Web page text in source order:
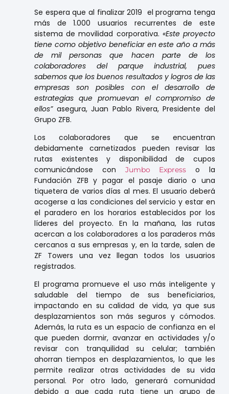
Se espera que al finalizar 2019 el programa tenga
más de 1.000 usuarios recurrentes de este
sistema de movilidad corporativa. «Este proyecto
tiene como objetivo beneficiar en este año a más
de mil personas que hacen parte de los
colaboradores del parque industrial, pues
sabemos que los buenos resultados y logros de las
empresas son posibles con el desarrollo de
estrategias que promuevan el compromiso de
ellos” asegura, Juan Pablo Rivera, Presidente del
Grupo ZFB.
Los colaboradores que se encuentran
debidamente carnetizados pueden revisar las
rutas existentes y disponibilidad de cupos
comunicándose con Jumbo Express o la
Fundación ZFB y pagar el pasaje diario o una
tiquetera de varios días al mes. El usuario deberá
acogerse a las condiciones del servicio y estar en
el paradero en los horarios establecidos por los
líderes del proyecto. En la mañana, las rutas
acercan a los colaboradores a los paraderos más
cercanos a sus empresas y, en la tarde, salen de
ZF Towers una vez llegan todos los usuarios
registrados.
El programa promueve el uso más inteligente y
saludable del tiempo de sus beneficiarios,
impactando en su calidad de vida, ya que sus
desplazamientos son más seguros y cómodos.
Además, la ruta es un espacio de confianza en el
que pueden dormir, avanzar en actividades y/o
revisar con tranquilidad su celular; también
ahorran tiempos en desplazamientos, lo que les
permite realizar otras actividades de su vida
personal. Por otro lado, generará comunidad
debido a que cada ruta tiene un grupo de